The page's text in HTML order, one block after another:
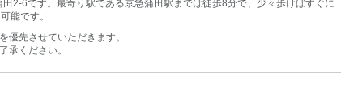
2-6です。最寄り駅である京急蒲田駅までは徒歩8分で、少々歩けばすぐに
能です。
優先させていただきます。
承ください。